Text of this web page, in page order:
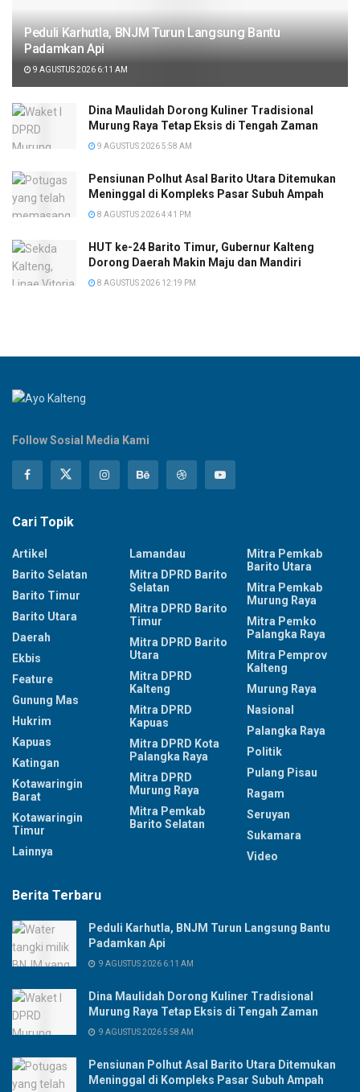
Peduli Karhutla, BNJM Turun Langsung Bantu
Padamkan Api
9 AGUSTUS 2026 6:11 AM
Dina Maulidah Dorong Kuliner Tradisional
Murung Raya Tetap Eksis di Tengah Zaman
9 AGUSTUS 2026 5:58 AM
Pensiunan Polhut Asal Barito Utara Ditemukan
Meninggal di Kompleks Pasar Subuh Ampah
8 AGUSTUS 2026 4:41 PM
HUT ke-24 Barito Timur, Gubernur Kalteng
Dorong Daerah Makin Maju dan Mandiri
8 AGUSTUS 2026 12:19 PM
Follow Sosial Media Kami
Cari Topik
Artikel
Barito Selatan
Barito Timur
Barito Utara
Daerah
Ekbis
Feature
Gunung Mas
Hukrim
Kapuas
Katingan
Kotawaringin
Barat
Kotawaringin
Timur
Lainnya
Lamandau
Mitra DPRD Barito
Selatan
Mitra DPRD Barito
Timur
Mitra DPRD Barito
Utara
Mitra DPRD
Kalteng
Mitra DPRD
Kapuas
Mitra DPRD Kota
Palangka Raya
Mitra DPRD
Murung Raya
Mitra Pemkab
Barito Selatan
Mitra Pemkab
Barito Utara
Mitra Pemkab
Murung Raya
Mitra Pemko
Palangka Raya
Mitra Pemprov
Kalteng
Murung Raya
Nasional
Palangka Raya
Politik
Pulang Pisau
Ragam
Seruyan
Sukamara
Video
Berita Terbaru
Peduli Karhutla, BNJM Turun Langsung Bantu
Padamkan Api
9 AGUSTUS 2026 6:11 AM
Dina Maulidah Dorong Kuliner Tradisional
Murung Raya Tetap Eksis di Tengah Zaman
9 AGUSTUS 2026 5:58 AM
Pensiunan Polhut Asal Barito Utara Ditemukan
Meninggal di Kompleks Pasar Subuh Ampah